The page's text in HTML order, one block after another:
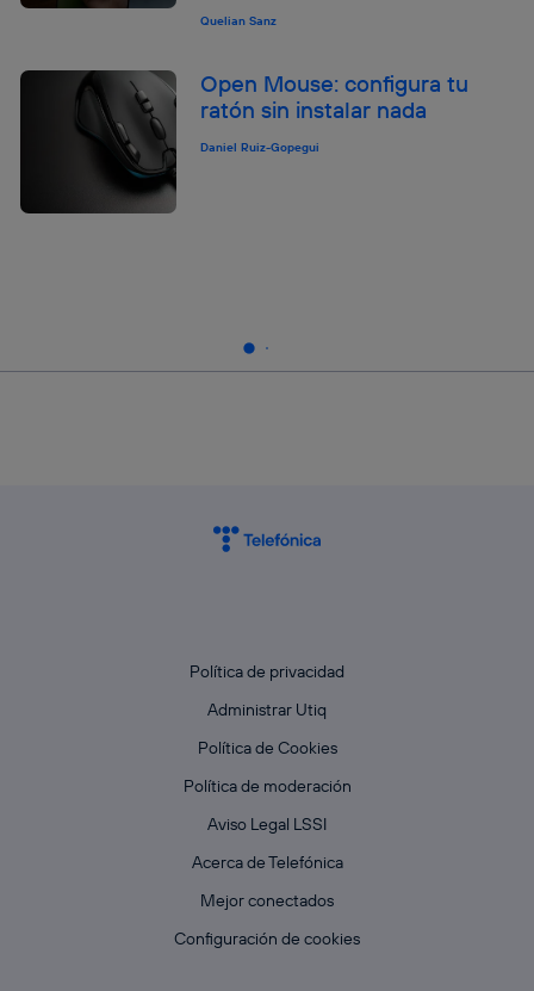
Quelian Sanz
Open Mouse: configura tu
ratón sin instalar nada
Daniel Ruiz-Gopegui
Política de privacidad
Administrar Utiq
Política de Cookies
Política de moderación
Aviso Legal LSSI
Acerca de Telefónica
Mejor conectados
Configuración de cookies